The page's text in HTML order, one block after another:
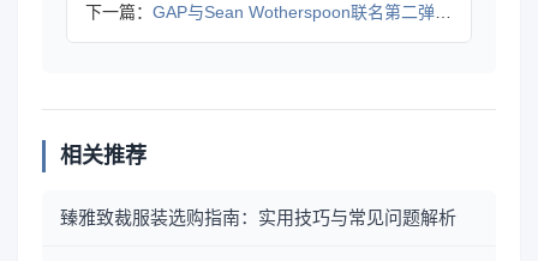
下一篇： GAP与Sean Wotherspoon联名第二弹上线，经典
相关推荐
臻雅致裁服装选购指南：实用技巧与常见问题解析